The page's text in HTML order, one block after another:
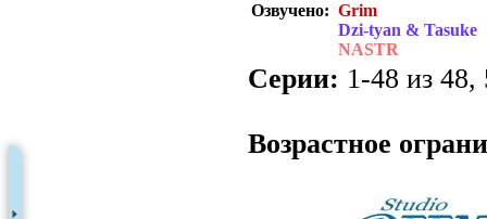
Озвучено: Grim
Dzi-tyan & Tasuke
NASTR
Серии: 1-48 из
Возрастное